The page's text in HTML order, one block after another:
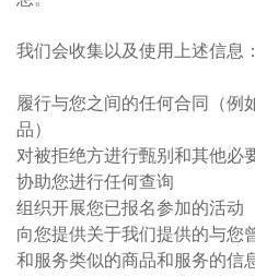
我们会收集以及使用上述信息：
履行与您之间的任何合同（例
品）
对被拒绝方进行甄别和其他必
协助您进行任何查询
组织开展您已报名参加的活动
向您提供关于我们提供的与您
和服务类似的商品和服务的信